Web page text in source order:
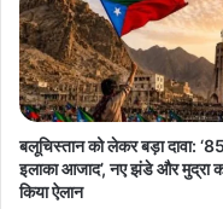
latest news
Trump Tariff
1
9
9
7
की
सु
प
र
हा
कुं
भ
:
2
3
से
2
बलूचिस्तान को लेकर बड़ा दावा:
इलाका आजाद’, नए झंडे और मुद्रा
किया ऐलान